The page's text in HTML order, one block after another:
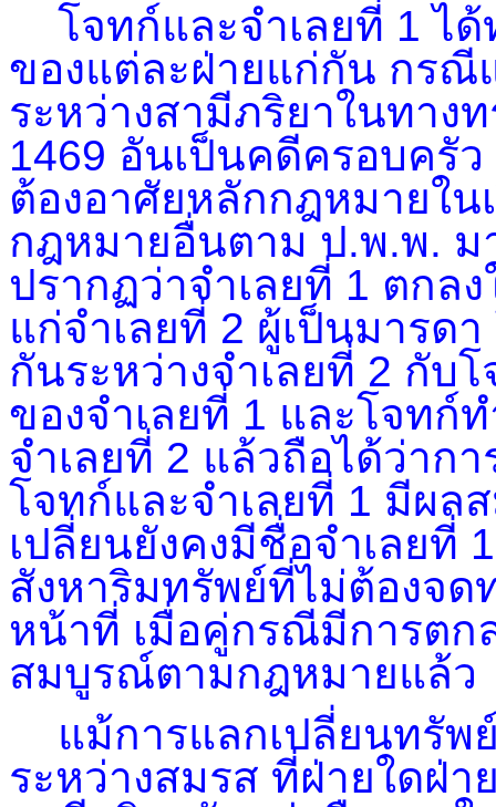
โจทก์และจำเลยที่ 1 ไ
ของแต่ละฝ่ายแก่กัน กรณี
ระหว่างสามีภริยาในทาง
1469 อันเป็นคดีครอบครั
ต้องอาศัยหลักกฎหมายใ
กฎหมายอื่นตาม ป.พ.พ. ม
ปรากฏว่าจำเลยที่ 1 ตกล
แก่จำเลยที่ 2 ผู้เป็นมารด
กันระหว่างจำเลยที่ 2 กับ
ของจำเลยที่ 1 และโจทก์
จำเลยที่ 2 แล้วถือได้ว่าก
โจทก์และจำเลยที่ 1 มีผ
เปลี่ยนยังคงมีชื่อจำเลยที่
สังหาริมทรัพย์ที่ไม่ต้องจด
หน้าที่ เมื่อคู่กรณีมีการตก
สมบูรณ์ตามกฎหมายแล้ว
แม้การแลกเปลี่ยนทรั
ระหว่างสมรส ที่ฝ่ายใดฝ่า